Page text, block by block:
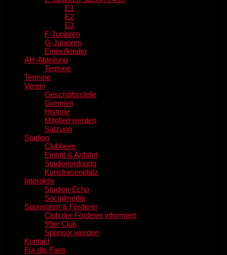
E1
E2
E3
F-Junioren
G-Junioren
Einlaufkinder
AH-Abteilung
Termine
Termine
Verein
Geschäftsstelle
Gremien
Historie
Mitglied werden
Satzung
Stadion
Clubheim
Eintritt & Anfahrt
Stadionordnung
Kunstrasenplatz
Interaktiv
Stadion-Echo
Socialmedia
Sponsoren & Förderer
Club der Förderer informiert
99er Club
Sponsor werden
Kontakt
Für die Fans